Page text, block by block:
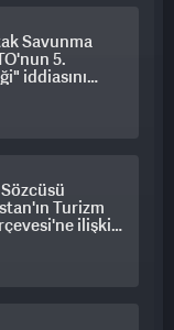
Savunma
5.
iddiasını
Sözcüsü
Turizm
ilişkin